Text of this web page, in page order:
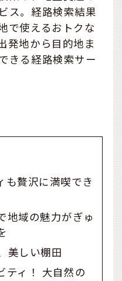
ス。経路検索結果
で使えるおトクな
発地から目的地ま
きる経路検索サー
も贅沢に満喫でき
地域の魅力がぎゅ
美しい棚田
ティ！ 大自然の